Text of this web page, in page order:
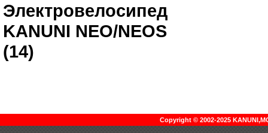
Электровелосипед
KANUNI NEO/NEOS
(14)
Copyright © 2002-2025